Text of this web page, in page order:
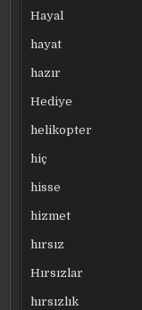
Hayal
hayat
hazır
Hediye
helikopter
hiç
hisse
hizmet
hırsız
Hırsızlar
hırsızlık